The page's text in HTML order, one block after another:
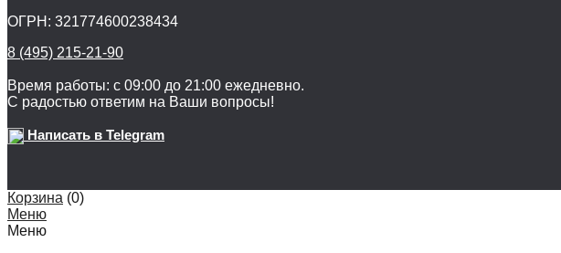
ОГРН: 321774600238434
8 (495) 215-21-90
Время работы: с 09:00 до 21:00 ежедневно.
С радостью ответим на Ваши вопросы!
Написать в Telegram
Корзина (0)
Меню
Меню